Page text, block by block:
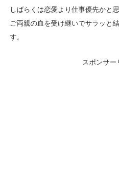
しばらくは恋愛より仕事優先かと
ご両親の血を受け継いでサラッと
す。
スポンサー